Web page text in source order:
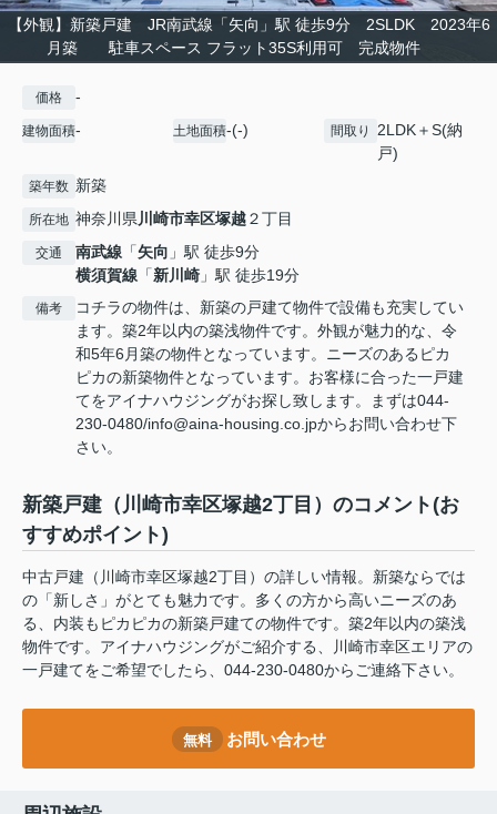
【外観】新築戸建 JR南武線「矢向」駅 徒歩9分 2SLDK 2023年6
月築 駐車スペース フラット35S利用可 完成物件
価格 -
建物面積- 土地面積-(-) 間取り
2LDK＋S(納
戸)
築年数 新築
所在地 神奈川県川崎市幸区塚越２丁目
交通 南武線 「矢向 」駅 徒歩9分
横須賀線 「新川崎 」駅 徒歩19分
備考
コチラの物件は、新築の戸建て物件で設備も充実してい
ます。築2年以内の築浅物件です。外観が魅力的な、令
和5年6月築の物件となっています。ニーズのあるピカ
ピカの新築物件となっています。お客様に合った一戸建
てをアイナハウジングがお探し致します。まずは044-
230-0480/info@aina-housing.co.jpからお問い合わせ下
さい。
新築戸建（川崎市幸区塚越2丁目）のコメント(お
すすめポイント)
中古戸建（川崎市幸区塚越2丁目）の詳しい情報。新築ならでは
の「新しさ」がとても魅力です。多くの方から高いニーズのあ
る、内装もピカピカの新築戸建ての物件です。築2年以内の築浅
物件です。アイナハウジングがご紹介する、川崎市幸区エリアの
一戸建てをご希望でしたら、044-230-0480からご連絡下さい。
無料 お問い合わせ